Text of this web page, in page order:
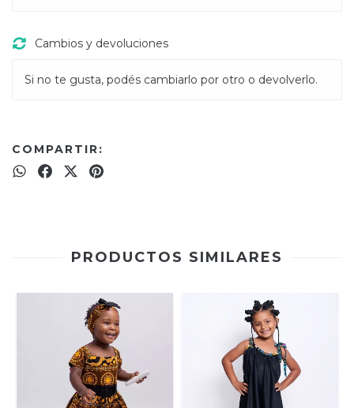
Cambios y devoluciones
Si no te gusta, podés cambiarlo por otro o devolverlo.
COMPARTIR:
PRODUCTOS SIMILARES